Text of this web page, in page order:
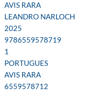
AVIS RARA
LEANDRO NARLOCH
2025
9786559578719
1
PORTUGUES
AVIS RARA
6559578712